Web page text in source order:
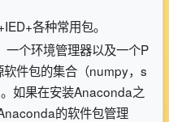
各种常用包。
个环境管理器以及一个P
件包的集合（numpy，s
如果在安装Anaconda之
的软件包管理